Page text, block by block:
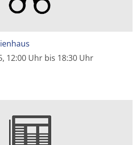
12:00 Uhr bis 18:30 Uhr